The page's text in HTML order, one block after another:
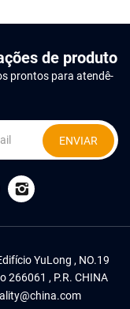
de produto
prontos para atendê-
ENVIAR
YuLong , NO.19
266061 , P.R. CHINA